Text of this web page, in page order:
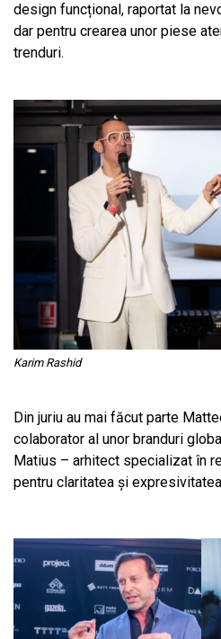
design funcțional, raportat la
dar pentru crearea unor piese
trenduri.
Karim Rashid
Din juriu au mai făcut parte
colaborator al unor branduri
Matius – arhitect specializat în
pentru claritatea și